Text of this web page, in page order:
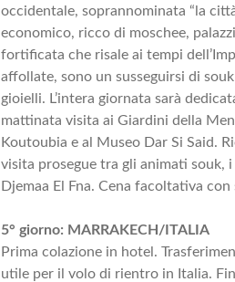
occidentale, soprannominata “la
economico, ricco di moschee,
fortificata che risale ai tempi
affollate, sono un susseguirsi di
gioielli. L’intera giornata sarà
mattinata visita ai Giardini della
Koutoubia e al Museo Dar Si Said.
visita prosegue tra gli animati souk,
Djemaa El Fna. Cena facoltativa
5° giorno: MARRAKECH/ITALIA
Prima colazione in hotel.
utile per il volo di rientro in Italia.